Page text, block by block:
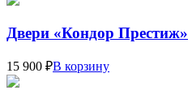
Двери «Кондор Престиж»
15 900 ₽В корзину